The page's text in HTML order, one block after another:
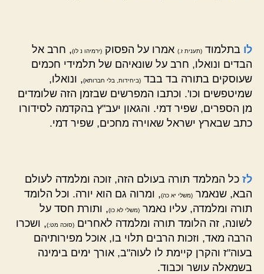
לו בתלמוד (תענית ז.) אמרו על הפסוק (ירמיהו נ לו), חרב אל
הבדים ונואלו, חרב על שונאיהם של תלמידי חכמים
שעוסקים בתורה בד בבד (ביחידות, בלי חברותא), ונואלו,
שמיטפשים וכו'. וכתבו המפרשים שבזמן הזה שלומדים
מן הספרים, שפיר דמי. והגאון יעב"ץ בהקדמה לסידורו
כתב שבארץ ישראל שאוירה מחכים, שפיר דמי.
לז כל המלמד תורה בעולם הזה, זוכה ומלמדה לעולם
הבא, שנאמר (משלי יא כה), ומרוה גם הוא יורה. וכל הלומד
תורה ומלמדה, עליו נאמר (משלי לא כו), ותורת חסד על
לשונה, זה הלומד תורה ומלמדה לאחרים (סוכה מט:), ושכרו
הרבה מאד, וזכות הרבים תלוי בו, אוכל מפירותיהם
בעוה"ז והקרן קיימת לו לעוה"ב, אורך ימים בימינה
בשמאלה עושר וכבוד.